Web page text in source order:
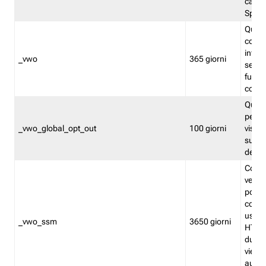
Split
_vwo 365 giorni
_vwo_global_opt_out 100 giorni
su
_vwo_ssm 3650 giorni
viene